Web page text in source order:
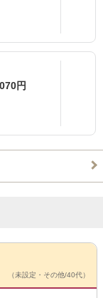
円
（未設定・その他/40代）